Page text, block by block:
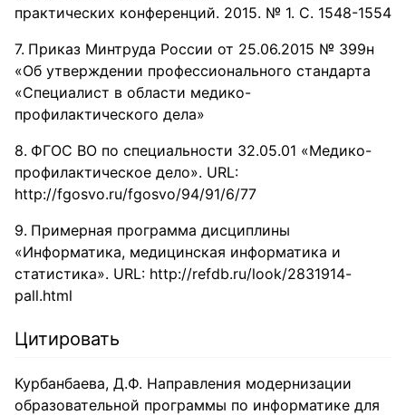
практических конференций. 2015. № 1. С. 1548-1554
Приказ Минтруда России от 25.06.2015 № 399н
«Об утверждении профессионального стандарта
«Специалист в области медико-
профилактического дела»
ФГОС ВО по специальности 32.05.01 «Медико-
профилактическое дело». URL:
http://fgosvo.ru/fgosvo/94/91/6/77
Примерная программа дисциплины
«Информатика, медицинская информатика и
статистика». URL: http://refdb.ru/look/2831914-
pall.html
Цитировать
Курбанбаева, Д.Ф. Направления модернизации
образовательной программы по информатике для